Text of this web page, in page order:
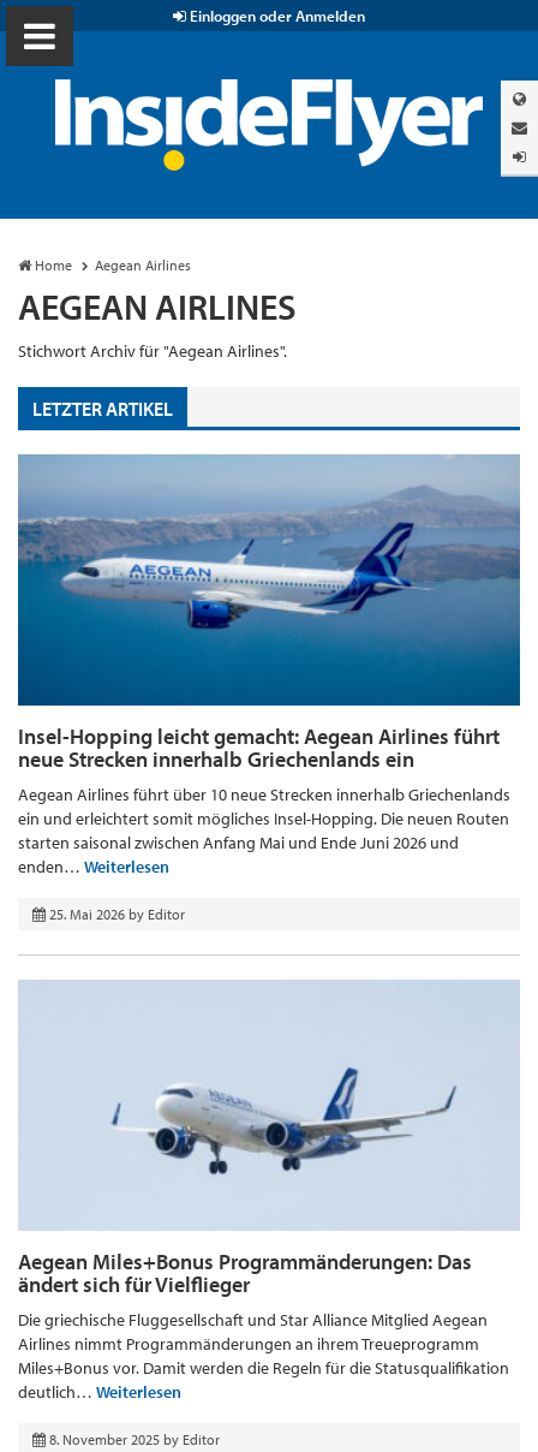
Einloggen oder Anmelden
Home Aegean Airlines
AEGEAN AIRLINES
Stichwort Archiv für "Aegean Airlines".
LETZTER ARTIKEL
Insel-Hopping leicht gemacht: Aegean Airlines führt
neue Strecken innerhalb Griechenlands ein
Aegean Airlines führt über 10 neue Strecken innerhalb Griechenlands
ein und erleichtert somit mögliches Insel-Hopping. Die neuen Routen
starten saisonal zwischen Anfang Mai und Ende Juni 2026 und
enden… Weiterlesen
25. Mai 2026 by Editor
Aegean Miles+Bonus Programmänderungen: Das
ändert sich für Vielflieger
Die griechische Fluggesellschaft und Star Alliance Mitglied Aegean
Airlines nimmt Programmänderungen an ihrem Treueprogramm
Miles+Bonus vor. Damit werden die Regeln für die Statusqualifikation
deutlich… Weiterlesen
8. November 2025 by Editor